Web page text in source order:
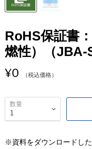
RoHS保証書
燃性）（JBA-
¥0 （税込価格）
数量
※資料をダウンロードし